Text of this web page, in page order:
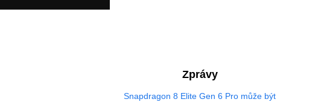
Zprávy
Snapdragon 8 Elite Gen 6 Pro může být